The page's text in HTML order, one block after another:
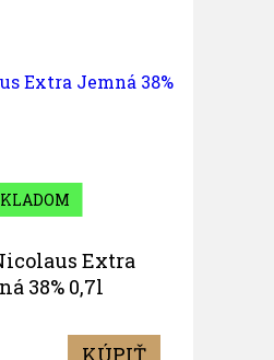
Extra
38% 0,7l
KÚPIŤ